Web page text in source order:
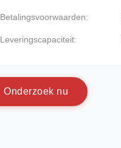
Betalingsvoorwaarden:
Leveringscapaciteit:
Onderzoek nu